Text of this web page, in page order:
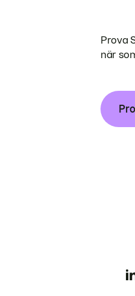
Prova
när